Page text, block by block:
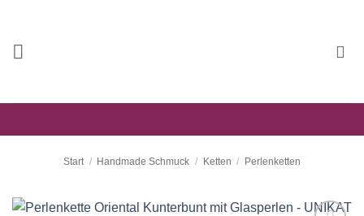
springen
Start / Handmade Schmuck / Ketten / Perlenketten